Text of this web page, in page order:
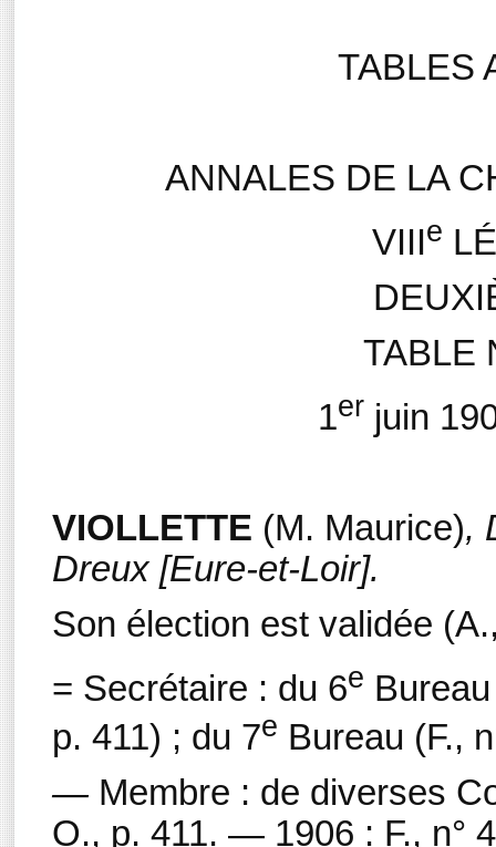
TABLES
ANNALES DE LA
VIIIe
TABLE
1er juin
VIOLLETTE (M. Maurice),
Dreux [Eure-et-Loir].
Son élection est validée
= Secrétaire : du 6e
p. 411) ; du 7e Bureau (F.,
— Membre : de diverses
O., p. 411. — 1906 : F., n°